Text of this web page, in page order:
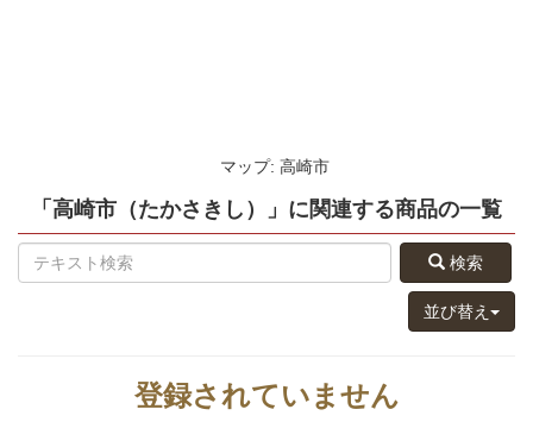
マップ: 高崎市
「高崎市（たかさきし）」 に関連する商品の一覧
検索
並び替え
登録されていません